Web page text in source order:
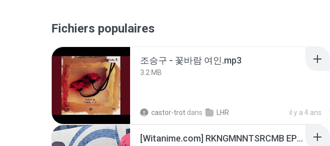
Fichiers populaires
조승구 - 꽃바람 여인.mp3
3.2 MB
castor-trot dans LHR il y a 4 ans
[Witanime.com] RKNGMNNTSRCMB EP 05 HD.mp4